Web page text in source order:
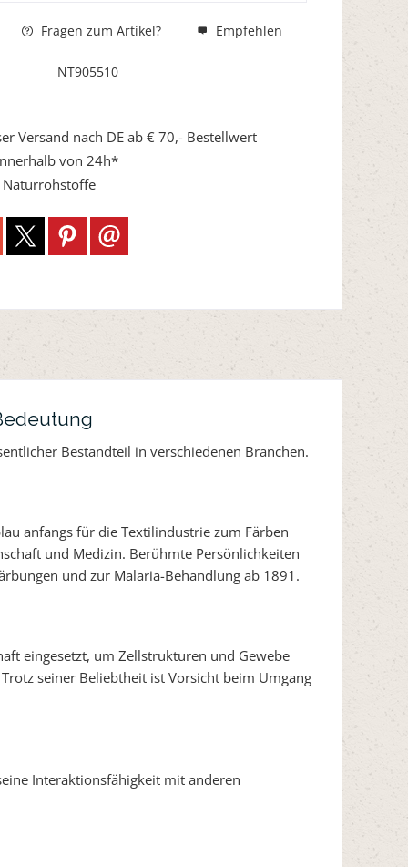
Fragen zum Artikel? Empfehlen
NT905510
Versand nach DE ab € 70,- Bestellwert
von 24h*
Bestandteil in verschiedenen Branchen.
anfangs für die Textilindustrie zum Färben
und Medizin. Berühmte Persönlichkeiten
und zur Malaria-Behandlung ab 1891.
eingesetzt, um Zellstrukturen und Gewebe
seiner Beliebtheit ist Vorsicht beim Umgang
Interaktionsfähigkeit mit anderen